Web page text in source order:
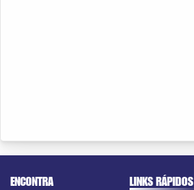
ENCONTRA
LINKS RÁPIDOS